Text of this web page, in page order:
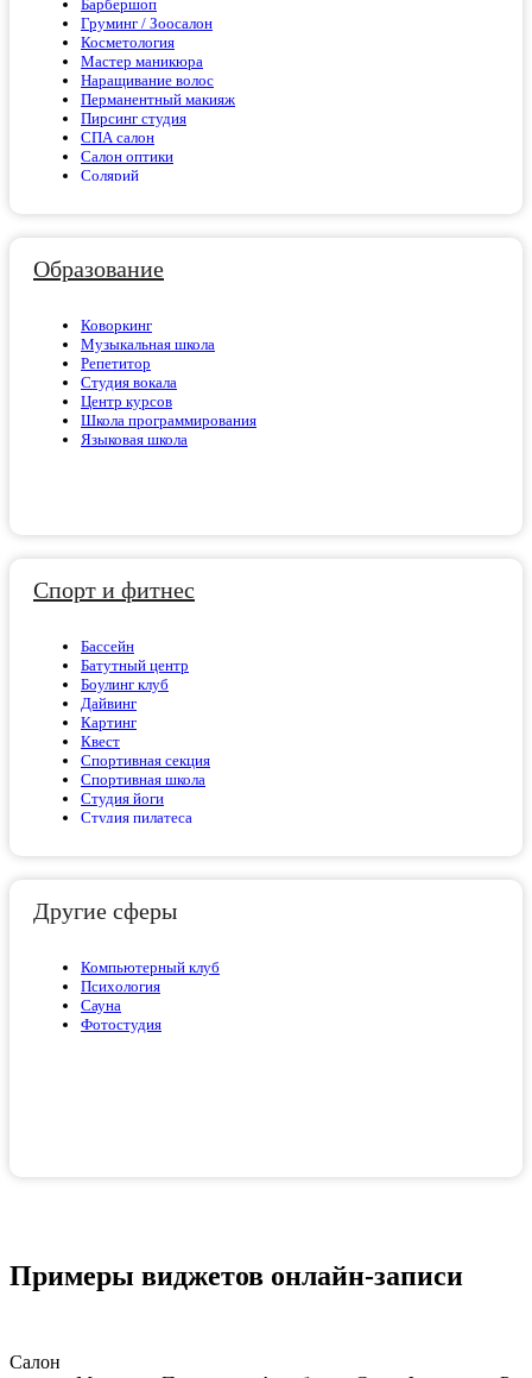
Барбершоп
Груминг / Зоосалон
Косметология
Мастер маникюра
Наращивание волос
Перманентный макияж
Пирсинг студия
СПА салон
Салон оптики
Солярий
Образование
Коворкинг
Музыкальная школа
Репетитор
Студия вокала
Центр курсов
Школа программирования
Языковая школа
Спорт и фитнес
Бассейн
Батутный центр
Боулинг клуб
Дайвинг
Картинг
Квест
Спортивная секция
Спортивная школа
Студия йоги
Студия пилатеса
Школа танцев
Другие сферы
Компьютерный клуб
Психология
Сауна
Фотостудия
Примеры виджетов онлайн-записи
Салон